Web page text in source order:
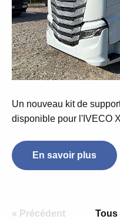
Un nouveau kit de
disponible pour l'IVECO
En savoir plus
« Précédent Tous